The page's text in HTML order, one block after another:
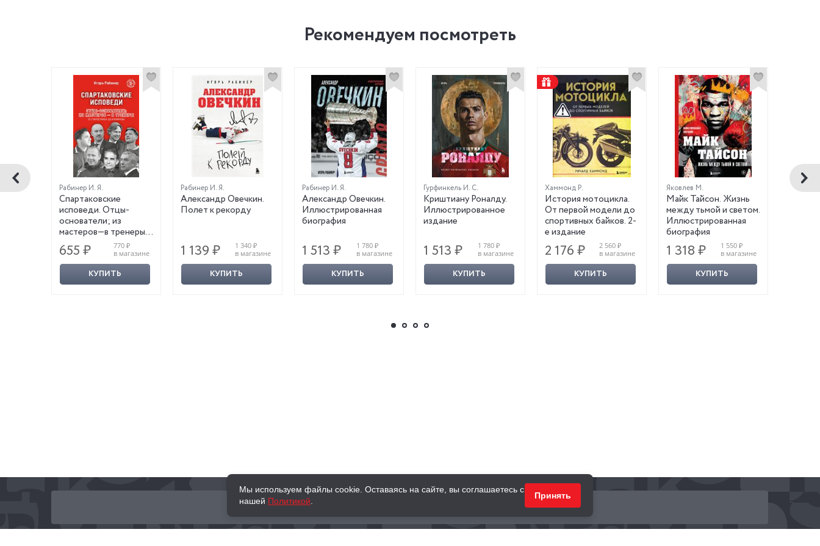
Рекомендуем посмотреть
Рабинер И. Я.
Спартаковские
исповеди. Отцы-
основатели; из
мастеров—в тренеры.
От Старостиных до
Аленичева
655 ₽
770 ₽
в магазине
КУПИТЬ
Рабинер И. Я.
Александр Овечкин.
Полет к рекорду
1 139 ₽
1 340 ₽
в магазине
КУПИТЬ
Рабинер И. Я.
Александр Овечкин.
Иллюстрированная
биография
1 513 ₽
1 780 ₽
в магазине
КУПИТЬ
Гурфинкель И. С.
Криштиану Роналду.
Иллюстрированное
издание
1 513 ₽
1 780 ₽
в магазине
КУПИТЬ
Хаммонд Р.
История мотоцикла.
От первой модели до
спортивных байков. 2-
е издание
2 176 ₽
2 560 ₽
в магазине
КУПИТЬ
Яковлев М.
Майк Тайсон. Жизнь
между тьмой и светом.
Иллюстрированная
биография
1 318 ₽
1 550 ₽
в магазине
КУПИТЬ
Грюн Х.
КНИГИ ПОДАРКИ
Мы используем файлы cookie. Оставаясь на сайте, вы соглашаетесь с
нашей Политикой
Принять